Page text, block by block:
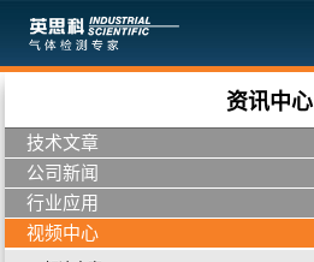
资讯中心
技术文章
公司新闻
行业应用
视频中心